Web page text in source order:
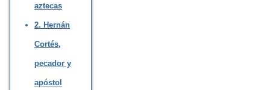
aztecas
2. Hernán
Cortés,
pecador y
apóstol